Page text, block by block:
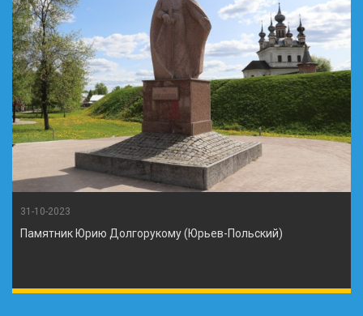
31-10-2023
Памятник Юрию Долгорукому (Юрьев-Польский)